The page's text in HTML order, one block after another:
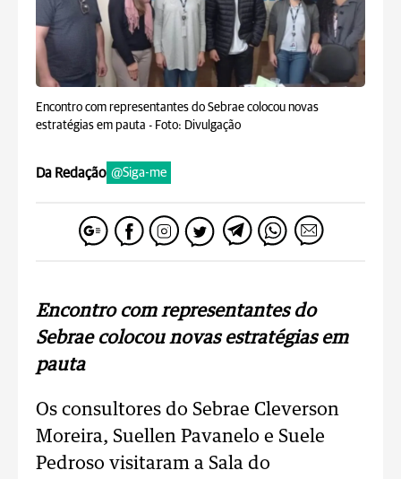
Encontro com representantes do Sebrae colocou novas
estratégias em pauta - Foto: Divulgação
Da Redação @Siga-me
Encontro com representantes do
Sebrae colocou novas estratégias em
pauta
Os consultores do Sebrae Cleverson
Moreira, Suellen Pavanelo e Suele
Pedroso visitaram a Sala do